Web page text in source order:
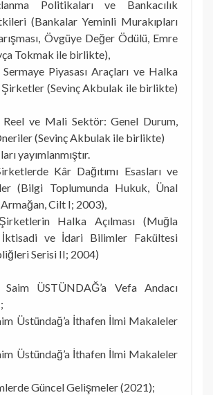
Politikaları ve Bankacılık
(Bankalar Yeminli Murakıpları
Övgüye Değer Ödülü, Emre
Tokmak ile birlikte),
Sermaye Piyasası Araçları ve Halka
Şirketler (Sevinç Akbulak ile birlikte)
Reel ve Mali Sektör: Genel Durum,
(Sevinç Akbulak ile birlikte)
yayımlanmıştır.
Kâr Dağıtımı Esasları ve
(Bilgi Toplumunda Hukuk, Ünal
Cilt I; 2003),
Halka Açılması (Muğla
İktisadi ve İdari Bilimler Fakültesi
Serisi II; 2004)
ÜSTÜNDAĞ’a Vefa Andacı
Üstündağ’a İthafen İlmi Makaleler
Üstündağ’a İthafen İlmi Makaleler
Güncel Gelişmeler (2021);